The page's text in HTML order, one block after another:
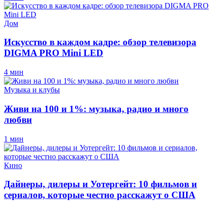
Дом
Искусство в каждом кадре: обзор телевизора
DIGMA PRO Mini LED
4 мин
Музыка и клубы
Живи на 100 и 1%: музыка, радио и много
любви
1 мин
Кино
Дайнеры, дилеры и Уотергейт: 10 фильмов и
сериалов, которые честно расскажут о США